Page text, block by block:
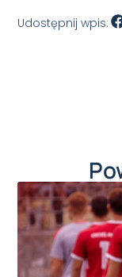
Udostępnij wpis: